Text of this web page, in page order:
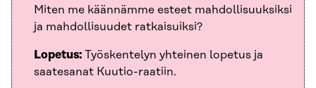
Miten me käännämme esteet mahdollisuuksiksi
ja mahdollisuudet ratkaisuiksi?
Lopetus: Työskentelyn yhteinen lopetus ja
saatesanat Kuutio-raatiin.